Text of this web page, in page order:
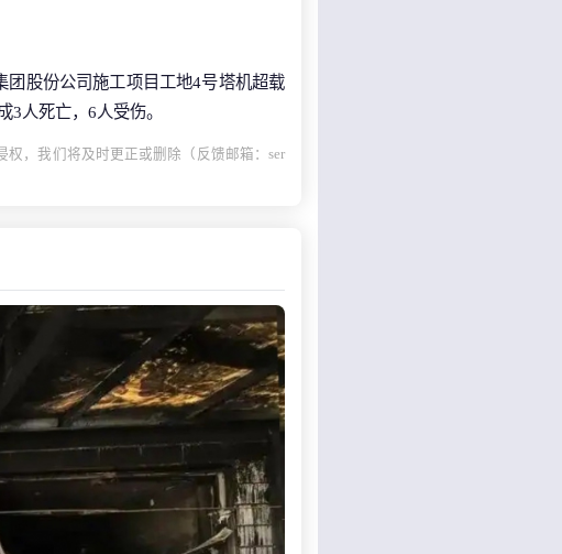
团股份公司施工项目工地4号塔机超载
人死亡，6人受伤。
，我们将及时更正或删除（反馈邮箱：ser